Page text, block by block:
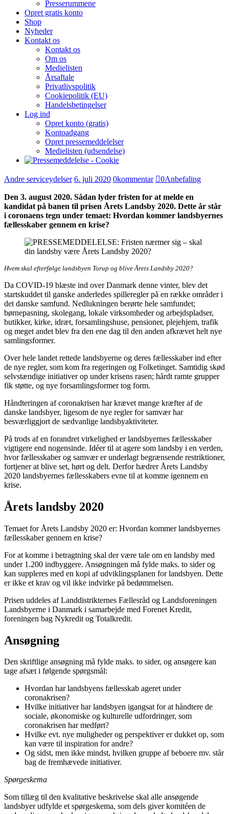
Presserummene
Opret gratis konto
Shop
Nyheder
Kontakt os
Kontakt os
Om os
Medielisten
Årsaftale
Privatlivspolitik
Cookiepolitik (EU)
Handelsbetingelser
Log ind
Opret konto (gratis)
Kontoadgang
Opret pressemeddelelser
Medielisten (udsendelse)
Andre serviceydelser 6. juli 2020 0kommentar 0Anbefaling
Den 3. august 2020. Sådan lyder fristen for at melde en
kandidat på banen til prisen Årets Landsby 2020. Dette år står
i coronaens tegn under temaet: Hvordan kommer landsbyernes
fællesskaber gennem en krise?
Hvem skal efterfølge landsbyen Torup og blive Årets Landsby 2020?
Da COVID-19 blæste ind over Danmark denne vinter, blev det
startskuddet til ganske anderledes spilleregler på en række områder i
det danske samfund. Nedlukningen berørte hele samfundet;
børnepasning, skolegang, lokale virksomheder og arbejdspladser,
butikker, kirke, idræt, forsamlingshuse, pensioner, plejehjem, trafik
og meget andet blev fra den ene dag til den anden afkrævet helt nye
samlingsformer.
Over hele landet rettede landsbyerne og deres fællesskaber ind efter
de nye regler, som kom fra regeringen og Folketinget. Samtidig skød
selvstændige initiativer op under krisens rasen; hårdt ramte grupper
fik støtte, og nye forsamlingsformer tog form.
Håndteringen af coronakrisen har krævet mange kræfter af de
danske landsbyer, ligesom de nye regler for samvær har
besværliggjort de sædvanlige landsbyaktiviteter.
På trods af en forandret virkelighed er landsbyernes fællesskaber
vigtigere end nogensinde. Idéer til at agere som landsby i en verden,
hvor fællesskaber og samvær er underlagt begrænsende restriktioner,
fortjener at blive set, hørt og delt. Derfor hædrer Årets Landsby
2020 landsbyernes fællesskabers evne til at komme igennem en
krise.
Årets landsby 2020
Temaet for Årets Landsby 2020 er: Hvordan kommer landsbyernes
fællesskaber gennem en krise?
For at komme i betragtning skal der være tale om en landsby med
under 1.200 indbyggere. Ansøgningen må fylde maks. to sider og
kan suppleres med en kopi af udviklingsplanen for landsbyen. Dette
er ikke et krav og vil ikke indvirke på bedømmelsen.
Prisen uddeles af Landdistrikternes Fællesråd og Landsforeningen
Landsbyerne i Danmark i samarbejde med Forenet Kredit,
foreningen bag Nykredit og Totalkredit.
Ansøgning
Den skriftlige ansøgning må fylde maks. to sider, og ansøgere kan
tage afsæt i følgende spørgsmål:
Hvordan har landsbyens fællesskab ageret under
coronakrisen?
Hvilke initiativer har landsbyen igangsat for at håndtere de
sociale, økonomiske og kulturelle udfordringer, som
coronakrisen har medført?
Hvilke evt. nye muligheder og perspektiver er dukket op, som
kan være til inspiration for andre?
Og sidst, men ikke mindst, hvilken gruppe af beboere mv. står
bag de fremhævede initiativer.
Spørgeskema
Som tillæg til den kvalitative beskrivelse skal alle ansøgende
landsbyer udfylde et spørgeskema, som dels giver komitéen de